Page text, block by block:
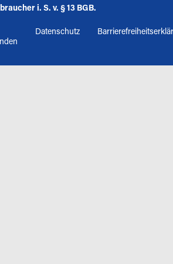
i. S. v. § 13 BGB.
Datenschutz